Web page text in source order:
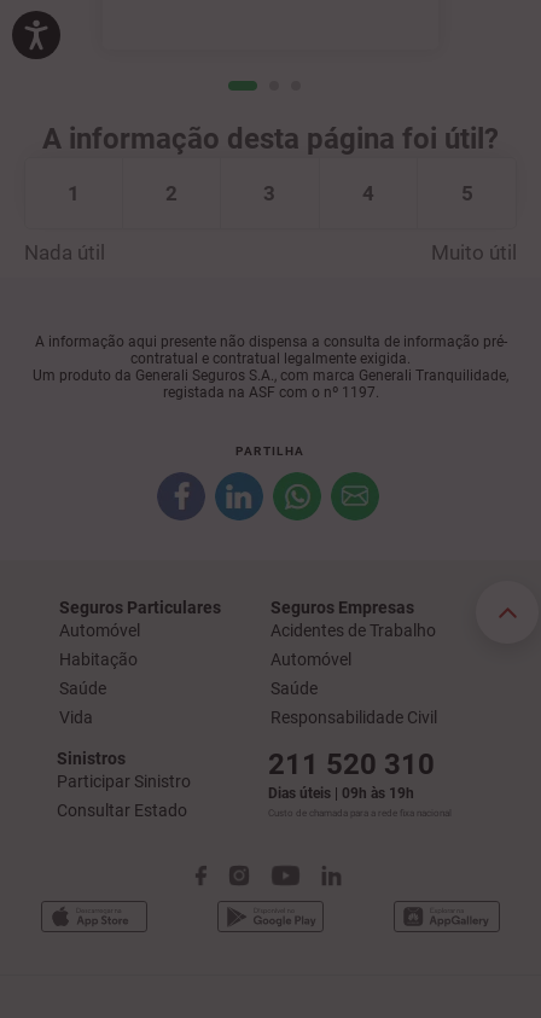
A informação desta página foi útil?
Nada útil
1 2 3 4 5
Muito útil
A informação aqui presente não dispensa a consulta de informação pré-
contratual e contratual legalmente exigida.
Um produto da Generali Seguros S.A., com marca Generali Tranquilidade,
registada na ASF com o nº 1197.
PARTILHA
Seguros Particulares
Automóvel
Habitação
Saúde
Vida
Seguros Empresas
Acidentes de Trabalho
Automóvel
Saúde
Responsabilidade Civil
Sinistros
Participar Sinistro
Consultar Estado
211 520 310
Dias úteis | 09h às 19h
Custo de chamada para a rede fixa nacional